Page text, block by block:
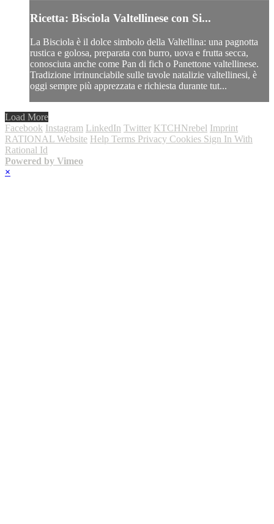
Ricetta: Bisciola Valtellinese con Si...
La Bisciola è il dolce simbolo della Valtellina: una pagnotta
rustica e golosa, preparata con burro, uova e frutta secca,
conosciuta anche come Pan di fich o Panettone valtellinese.
Tradizione irrinunciabile sulle tavole natalizie valtellinesi, è
oggi sempre più apprezzata e richiesta durante tut...
Load More
Facebook Instagram LinkedIn Twitter KTCHNrebel Imprint
RATIONAL Website Help Terms Privacy Cookies Sign In With
Rational Id
Powered by Vimeo
×